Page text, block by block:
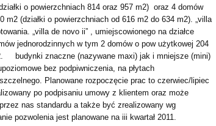
o powierzchniach 814 oraz 957 m2) oraz 4 domów
m2 (działki o powierzchniach od 616 m2 do 634 m2). „villa
„villa de novo ii” , umiejscowionego na działce
jednorodzinnych w tym 2 domów o pow użytkowej 204
budynki znaczne (nazywane maxi) jak i mniejsze (mini)
bez podpiwniczenia, na płytach
Planowane rozpoczęcie prac to czerwiec/lipiec
po podpisaniu umowy z klientem oraz może
nas standardu a także być zrealizowany wg
pozwolenia jest planowane na iii kwartał 2011.